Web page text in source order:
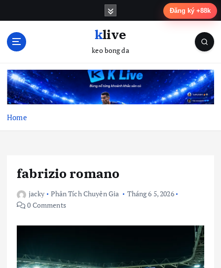
n
klive
keo bong da
Home
fabrizio romano
jacky Phân Tích Chuyên Gia
Tháng 6 5, 2026
0 Comments
Đăng ký +88k